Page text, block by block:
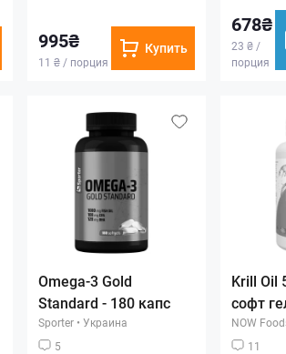
995₴
11 ₴ / порция
Купить
678₴
23 ₴ /
порция
Omega-3 Gold
Standard - 180 капс
Sporter • Украина
5
Krill Oil
софт
NOW
11